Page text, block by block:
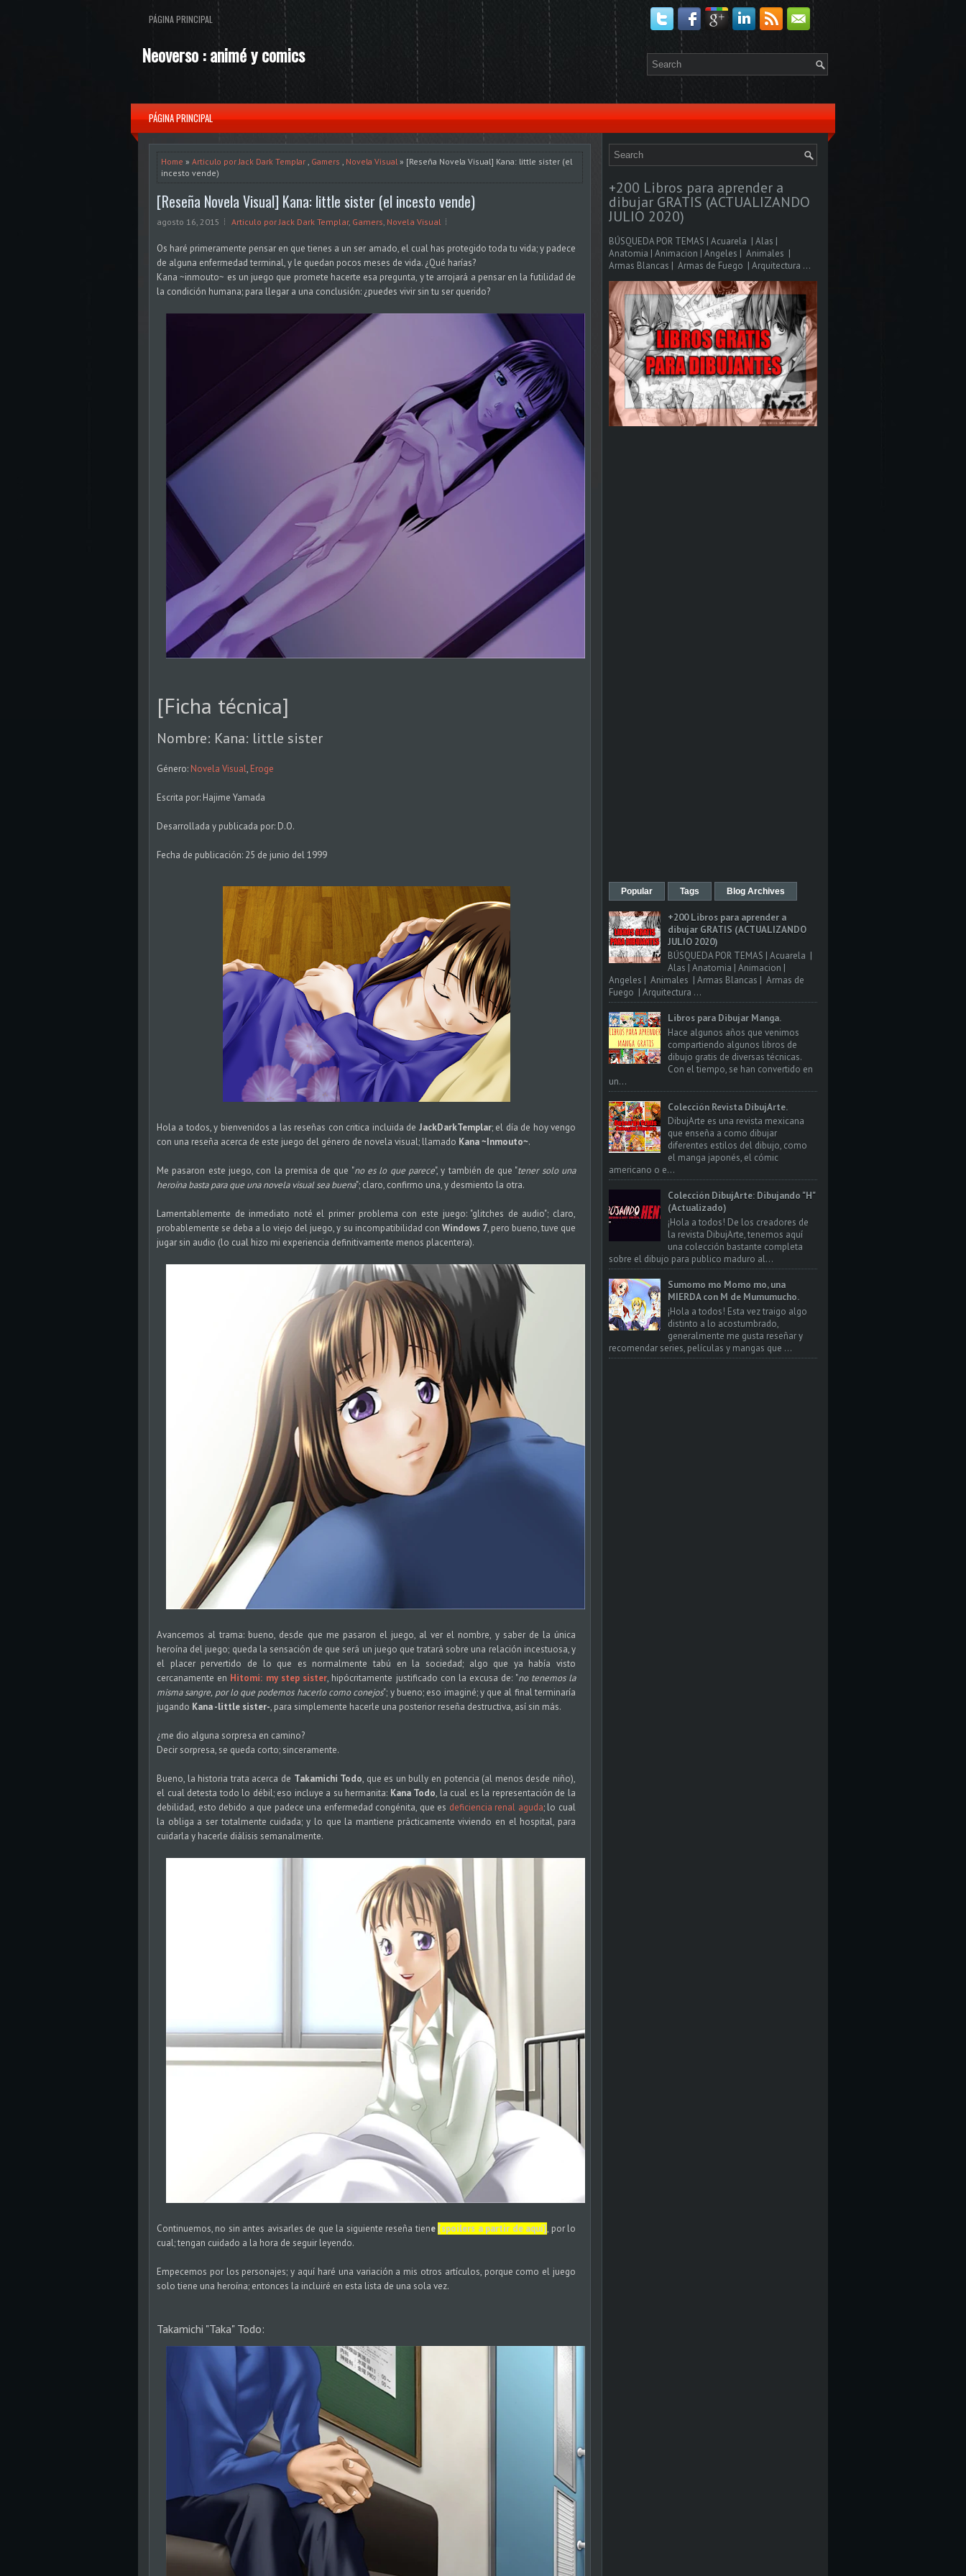
PÁGINA PRINCIPAL
Neoverso : animé y comics
PÁGINA PRINCIPAL
Home » Articulo por Jack Dark Templar , Gamers , Novela Visual» [Reseña Novela Visual] Kana: little sister (el
incesto vende)
[Reseña Novela Visual] Kana: little sister (el incesto vende)
agosto 16, 2015 Articulo por Jack Dark Templar, Gamers, Novela Visual
Os haré primeramente pensar en que tienes a un ser amado, el cual has protegido toda tu vida; y padece
de alguna enfermedad terminal, y le quedan pocos meses de vida. ¿Qué harías?
Kana ~inmouto~ es un juego que promete hacerte esa pregunta, y te arrojará a pensar en la futilidad de
la condición humana; para llegar a una conclusión: ¿puedes vivir sin tu ser querido?
[Ficha técnica]
Nombre: Kana: little sister
Género: Novela Visual, Eroge
Escrita por: Hajime Yamada
Desarrollada y publicada por: D.O.
Fecha de publicación: 25 de junio del 1999
Hola a todos, y bienvenidos a las reseñas con critica incluida de JackDarkTemplar; el día de hoy vengo
con una reseña acerca de este juego del género de novela visual; llamado Kana ~Inmouto~.
Me pasaron este juego, con la premisa de que "no es lo que parece", y también de que "tener solo una
heroína basta para que una novela visual sea buena"; claro, confirmo una, y desmiento la otra.
Lamentablemente de inmediato noté el primer problema con este juego: "glitches de audio"; claro,
probablemente se deba a lo viejo del juego, y su incompatibilidad con Windows 7, pero bueno, tuve que
jugar sin audio (lo cual hizo mi experiencia definitivamente menos placentera).
Avancemos al trama: bueno, desde que me pasaron el juego, al ver el nombre, y saber de la única
heroína del juego; queda la sensación de que será un juego que tratará sobre una relación incestuosa, y
el placer pervertido de lo que es normalmente tabú en la sociedad; algo que ya había visto
cercanamente en Hitomi: my step sister, hipócritamente justificado con la excusa de: "no tenemos la
misma sangre, por lo que podemos hacerlo como conejos"; y bueno; eso imaginé; y que al final terminaría
jugando Kana -little sister-, para simplemente hacerle una posterior reseña destructiva, así sin más.
¿me dio alguna sorpresa en camino?
Decir sorpresa, se queda corto; sinceramente.
Bueno, la historia trata acerca de Takamichi Todo, que es un bully en potencia (al menos desde niño),
el cual detesta todo lo débil; eso incluye a su hermanita: Kana Todo, la cual es la representación de la
debilidad, esto debido a que padece una enfermedad congénita, que es deficiencia renal aguda; lo cual
la obliga a ser totalmente cuidada; y lo que la mantiene prácticamente viviendo en el hospital, para
cuidarla y hacerle diálisis semanalmente.
Continuemos, no sin antes avisarles de que la siguiente reseña tiene [spoilers a partir de aquí], por lo
cual; tengan cuidado a la hora de seguir leyendo.
Empecemos por los personajes; y aquí haré una variación a mis otros artículos, porque como el juego
solo tiene una heroína; entonces la incluiré en esta lista de una sola vez.
Takamichi "Taka" Todo:
+200 Libros para aprender a
dibujar GRATIS (ACTUALIZANDO
JULIO 2020)
BÚSQUEDA POR TEMAS | Acuarela | Alas |
Anatomia | Animacion | Angeles | Animales |
Armas Blancas | Armas de Fuego | Arquitectura ...
Popular Tags Blog Archives
+200 Libros para aprender a
dibujar GRATIS (ACTUALIZANDO
JULIO 2020)
BÚSQUEDA POR TEMAS | Acuarela |
Alas | Anatomia | Animacion |
Angeles | Animales | Armas Blancas | Armas de
Fuego | Arquitectura ...
Libros para Dibujar Manga.
Hace algunos años que venimos
compartiendo algunos libros de
dibujo gratis de diversas técnicas.
Con el tiempo, se han convertido en
un...
Colección Revista DibujArte.
DibujArte es una revista mexicana
que enseña a como dibujar
diferentes estilos del dibujo, como
el manga japonés, el cómic
americano o e...
Colección DibujArte: Dibujando "H"
(Actualizado)
¡Hola a todos! De los creadores de
la revista DibujArte, tenemos aquí
una colección bastante completa
sobre el dibujo para publico maduro al...
Sumomo mo Momo mo, una
MIERDA con M de Mumumucho.
¡Hola a todos! Esta vez traigo algo
distinto a lo acostumbrado,
generalmente me gusta reseñar y
recomendar series, películas y mangas que ...